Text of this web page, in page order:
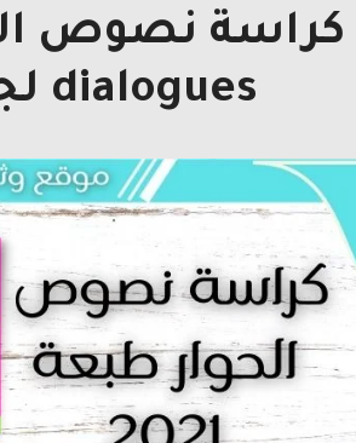
dialogues لجميع المستويات